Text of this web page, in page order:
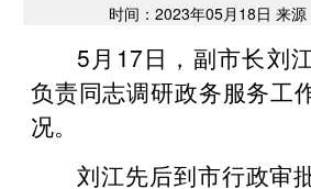
时间：2023年05月18日 来源
5月17日，副市长刘
负责同志调研政务服务工
况。
刘江先后到市行政审